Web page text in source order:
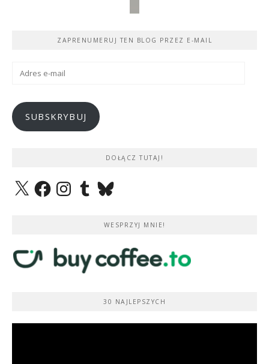
ZAPRENUMERUJ TEN BLOG PRZEZ E-MAIL
Adres
SUBSKRYBUJ
DOŁĄCZ TUTAJ!
X FacebookInstagramTumblrBluesky
WESPRZYJ MNIE!
30 NAJLEPSZYCH